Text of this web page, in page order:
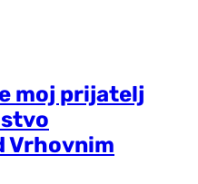
moj prijatelj
Vrhovnim